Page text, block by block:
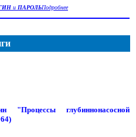
и ПАРОЛЬПодробнее
глубиннонасосной